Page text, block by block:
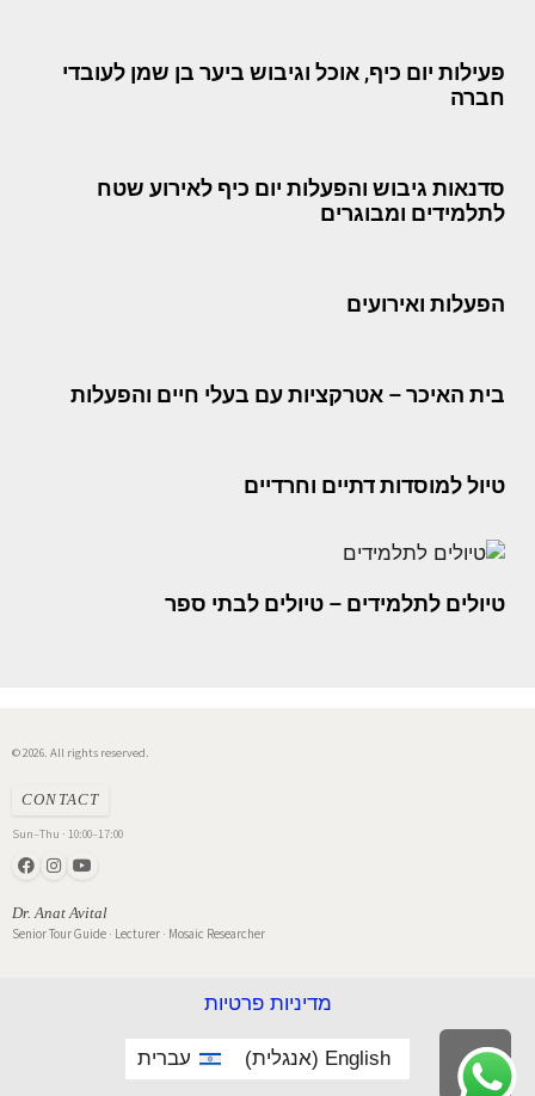
פעילות יום כיף, אוכל וגיבוש ביער בן שמן לעובדי
חברה
סדנאות גיבוש והפעלות יום כיף לאירוע שטח
לתלמידים ומבוגרים
הפעלות ואירועים
בית האיכר – אטרקציות עם בעלי חיים והפעלות
טיול למוסדות דתיים וחרדיים
טיולים לתלמידים – טיולים לבתי ספר
© 2026. All rights reserved.
CONTACT
Sun–Thu · 10:00–17:00
Dr. Anat Avital
Senior Tour Guide · Lecturer · Mosaic Researcher
מדיניות פרטיות
English
(אנגלית) עברית